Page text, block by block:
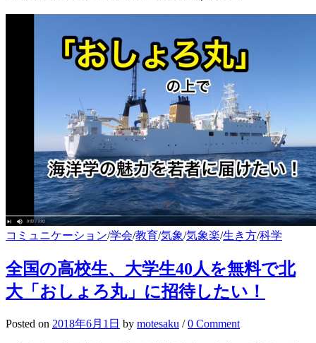
コミュニケーション/学会/教育/気象/気象楽/生き方/科学
全国の高校生、大学生40人を無料で北
大「おしょろ丸」に招待したい！
Posted on 2018年6月1日 by motesaku /0 Comment